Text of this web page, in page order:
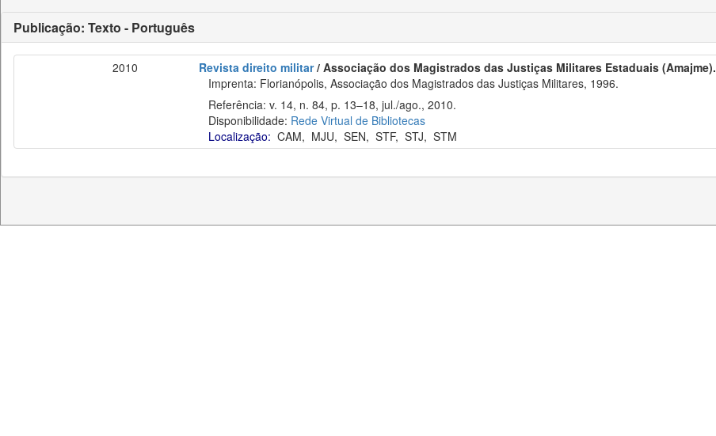
Publicação: Texto - Português
2010 Revista direito militar/ Associação dos Magistrados das Justiças Militares Estaduais (Amajme).
Imprenta: Florianópolis, Associação dos Magistrados das Justiças Militares, 1996.
Referência: v. 14, n. 84, p. 13–18, jul./ago., 2010.
Disponibilidade: Rede Virtual de Bibliotecas
Localização: CAM, MJU, SEN, STF, STJ, STM